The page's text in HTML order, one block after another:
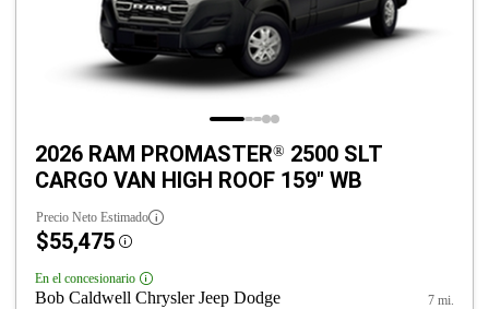
2026 RAM PROMASTER® 2500 SLT
CARGO VAN HIGH ROOF 159" WB
Precio Neto Estimado
$55,475 Disclosure
En el concesionario Disclosure
Bob Caldwell Chrysler Jeep Dodge 7 mi.